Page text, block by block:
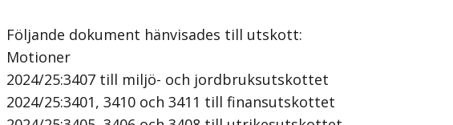
Följande dokument hänvisades till utskott:
Motioner
2024/25:3407 till miljö- och jordbruksutskottet
2024/25:3401, 3410 och 3411 till finansutskottet